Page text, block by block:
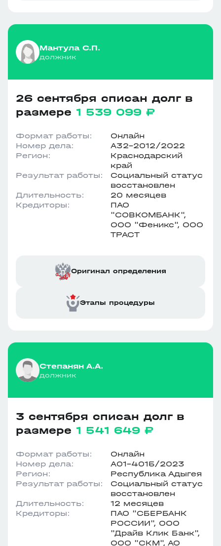
Мантула С.П.
должник
26 сентября списан долг в
размере 1 539 099 ₽
Формат работы:
Онлайн
Номер дела:
А32-2012/2022
Регион:
Краснодарский
край
Результат работы:
Социальный статус
восстановлен
Длительность:
20 месяцев
Кредиторы:
ПАО
"СОВКОМБАНК",
ООО "Феникс", ООО
ТРАСТ
Оригинал определения
Этапы процедуры
Степанян А.А.
должник
3 сентября списан долг в
размере 1 541 649 ₽
Формат работы:
Онлайн
Номер дела:
А01-4015/2023
Регион:
Республика Адыгея
Результат работы:
Социальный статус
восстановлен
Длительность:
12 месяцев
Кредиторы:
ПАО "СБЕРБАНК
РОССИИ", ООО
"Драйв Клик Банк",
ООО "СКМ", АО